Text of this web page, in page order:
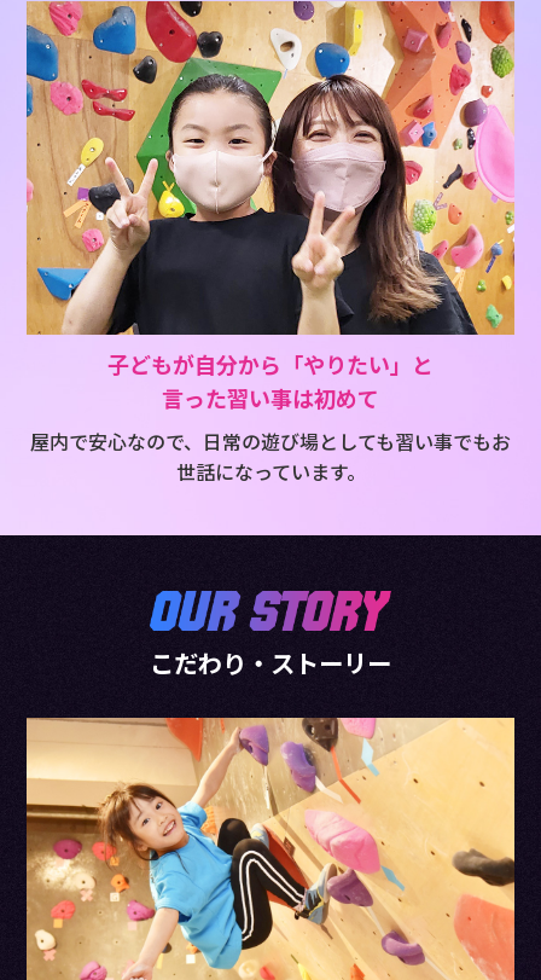
子どもが自分から「やりたい」と
言った習い事は初めて
屋内で安心なので、日常の遊び場としても習い事でもお
世話になっています。
こだわり・ストーリー